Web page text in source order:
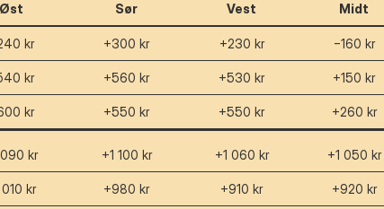
Øst Sør Vest Midt
kr +300 kr +230 kr −160 kr
kr +560 kr +530 kr +150 kr
kr +550 kr +550 kr +260 kr
090 kr +1 100 kr +1 060 kr +1 050 kr
010 kr +980 kr +910 kr +920 kr